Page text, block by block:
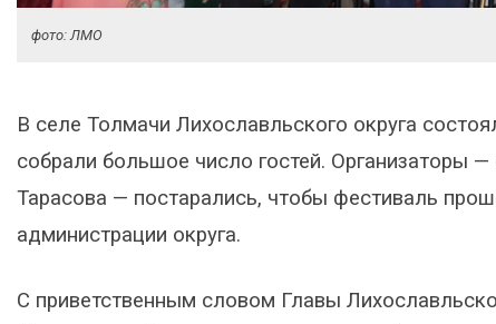
фото: ЛМО
В селе Толмачи Лихославльского округа
собрали большое число гостей. Организаторы
Тарасова — постарались, чтобы фестиваль
администрации округа.
С приветственным словом Главы